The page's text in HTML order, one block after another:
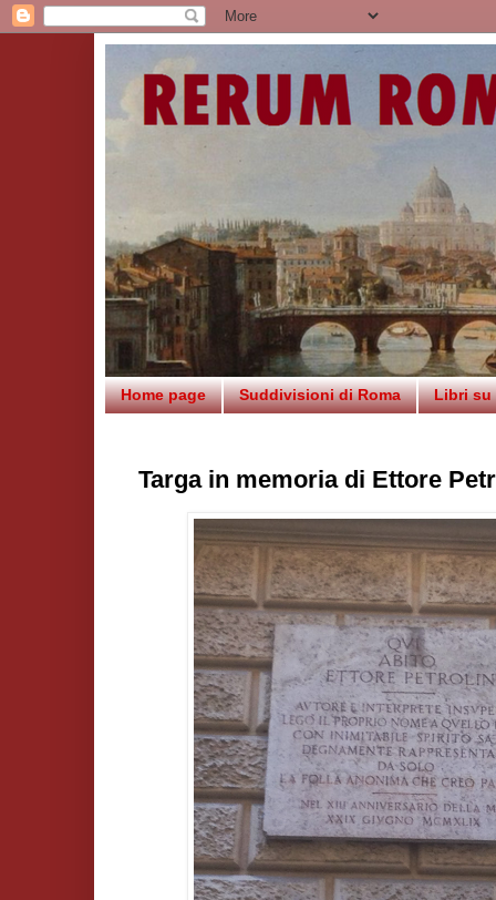
Home page Suddivisioni di Roma Libri su
Targa in memoria di Ettore